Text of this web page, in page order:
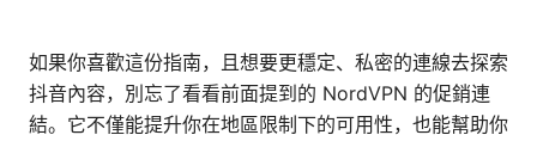
如果你喜歡這份指南，且想要更穩定、私密的連線去探索
抖音內容，別忘了看看前面提到的 NordVPN 的促銷連
結。它不僅能提升你在地區限制下的可用性，也能幫助你